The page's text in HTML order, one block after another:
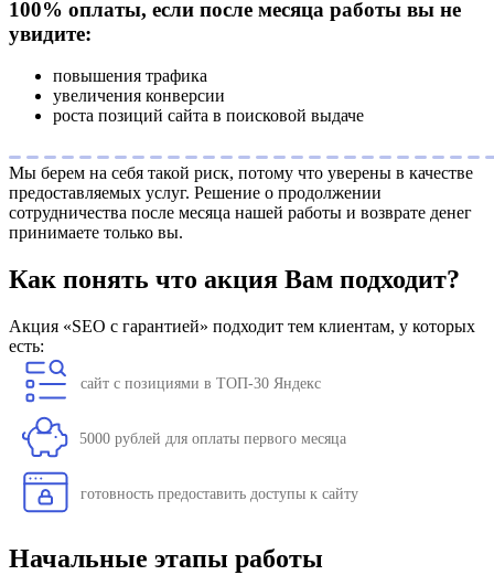
100% оплаты, если после месяца работы вы не
увидите:
повышения трафика
увеличения конверсии
роста позиций сайта в поисковой выдаче
Мы берем на себя такой риск, потому что уверены в качестве
предоставляемых услуг. Решение о продолжении
сотрудничества после месяца нашей работы и возврате денег
принимаете только вы.
Как понять что акция Вам подходит?
Акция «SEO с гарантией» подходит тем клиентам, у которых
есть:
сайт с позициями в ТОП-30 Яндекс
5000 рублей для оплаты первого месяца
готовность предоставить доступы к сайту
Начальные этапы работы